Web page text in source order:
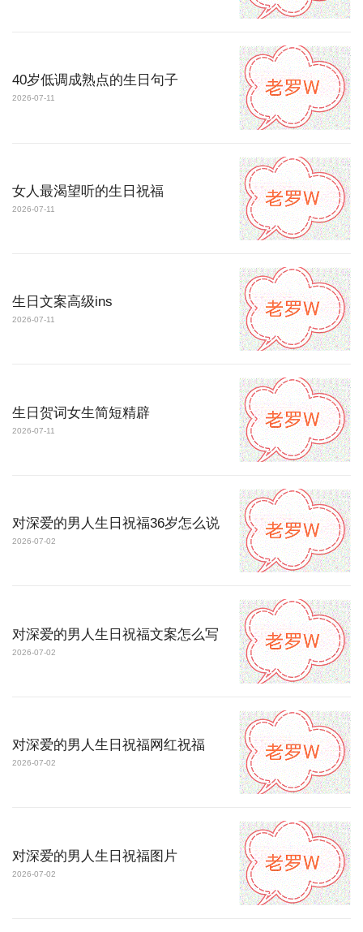
40岁低调成熟点的生日句子
2026-07-11
女人最渴望听的生日祝福
2026-07-11
生日文案高级ins
2026-07-11
生日贺词女生简短精辟
2026-07-11
对深爱的男人生日祝福36岁怎么说
2026-07-02
对深爱的男人生日祝福文案怎么写
2026-07-02
对深爱的男人生日祝福网红祝福
2026-07-02
对深爱的男人生日祝福图片
2026-07-02